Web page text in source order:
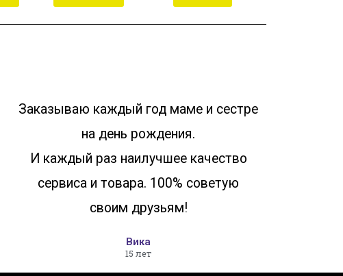
Заказываю каждый год маме и сестре
на день рождения.
И каждый раз наилучшее качество
сервиса и товара. 100% советую
своим друзьям!
Вика
15 лет